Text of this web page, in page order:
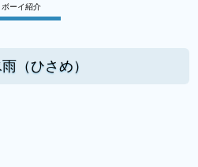
ボーイ紹介
（ひさめ）